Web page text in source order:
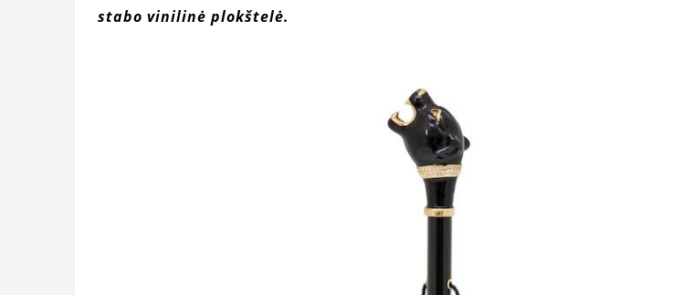
stabo vinilinė plokštelė.